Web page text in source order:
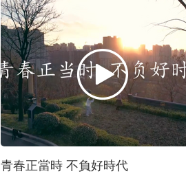
青春正當時 不負好時代